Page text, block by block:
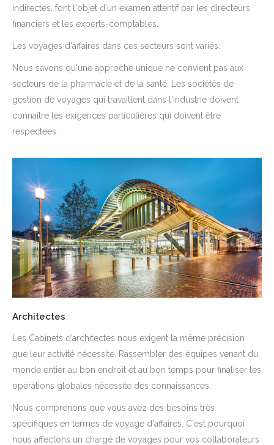
indirectes, font l'objet d'un examen attentif par les directeurs
financiers et les experts-comptables.
Les voyages d'affaires dans ces secteurs sont variés.
Nous savons qu'une approche unique ne convient pas aux
secteurs de la pharmacie et de la santé. Les sociétés de
gestion de voyages qui travaillent dans l'industrie doivent
connaître les exigences particulières qui doivent être
respectées.
Architectes
Les Cabinets d’architectes nous exigent la même précision
que leur activité nécessite. Rassembler des équipes venant du
monde entier au bon endroit et au bon temps pour finaliser les
opérations globales nécessite des connaissances.
Nous comprenons que vous avez des besoins très
spécifiques en termes de voyage d'affaires. C'est pourquoi
nous affectons un chargé de voyages pour vos collaborateurs